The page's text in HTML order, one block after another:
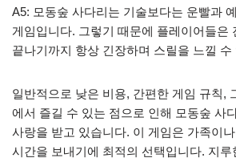
A5: 모동숲 사다리는 기술보다는 운빨과
게임입니다. 그렇기 때문에 플레이어들은
끝나기까지 항상 긴장하며 스릴을 느낄 수
일반적으로 낮은 비용, 간편한 게임 규칙,
에서 즐길 수 있는 점으로 인해 모동숲 사
사랑을 받고 있습니다. 이 게임은 가족이
시간을 보내기에 최적의 선택입니다. 지